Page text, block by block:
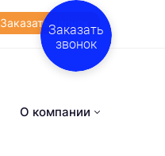
Заказать звонок
О компании
Заказать
звонок